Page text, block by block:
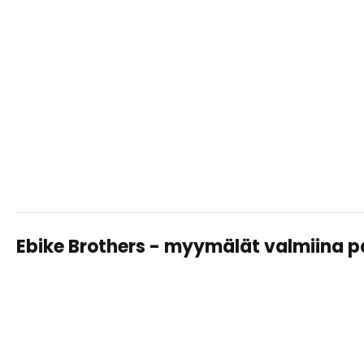
Ebike Brothers - myymälät valmiina